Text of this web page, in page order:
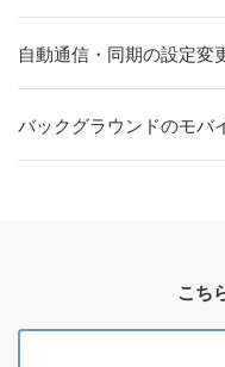
自動通信・同期の設定変
バックグラウンドのモバ
こち